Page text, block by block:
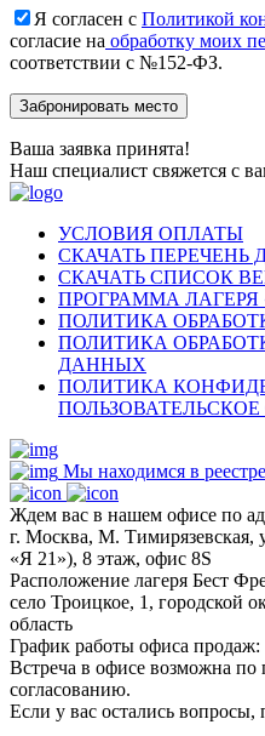
Я согласен с Политикой
согласие на обработку моих
соответствии с №152-ФЗ.
Ваша заявка принята!
Наш специалист свяжется с
УСЛОВИЯ ОПЛАТЫ
СКАЧАТЬ ПЕРЕЧЕНЬ
СКАЧАТЬ СПИСОК
ПРОГРАММА ЛАГЕРЯ
ПОЛИТИКА
ПОЛИТИКА
ДАННЫХ
ПОЛИТИКА
Мы находимся в
Ждем вас в нашем офисе по
г. Москва, М. Тимирязевская,
«Я 21»), 8 этаж, офис 8S
Расположение лагеря Бест
село Троицкое, 1, городской
область
График работы офиса продаж:
Встреча в офисе возможна по
согласованию.
Если у вас остались вопросы,